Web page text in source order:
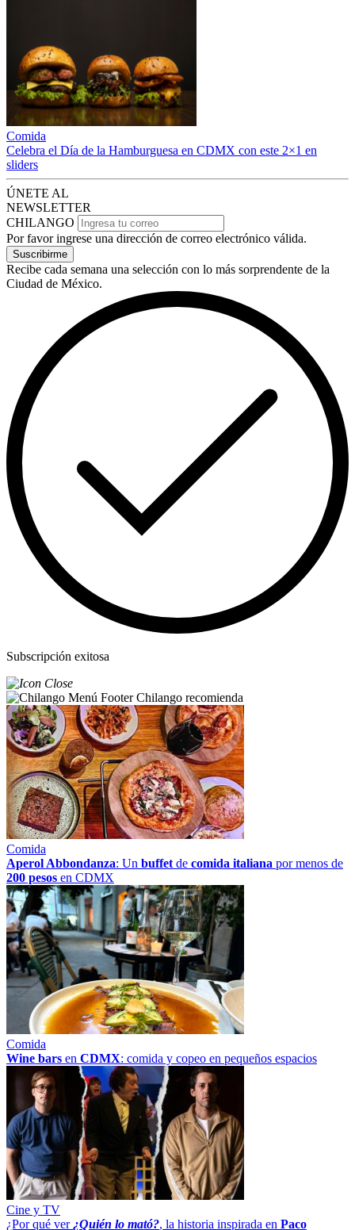
Comida
Celebra el Día de la Hamburguesa en CDMX con este 2×1 en
sliders
ÚNETE AL
NEWSLETTER
CHILANGO
Por favor ingrese una dirección de correo electrónico válida.
Suscribirme
Recibe cada semana una selección con lo más sorprendente de la
Ciudad de México.
Subscripción exitosa
Chilango recomienda
Comida
Aperol Abbondanza: Un buffetde comida italiana por menos de
200 pesos en CDMX
Comida
Wine bars en CDMX: comida y copeo en pequeños espacios
Cine y TV
¿Por qué ver¿Quién lo mató?, la historia inspirada en Paco